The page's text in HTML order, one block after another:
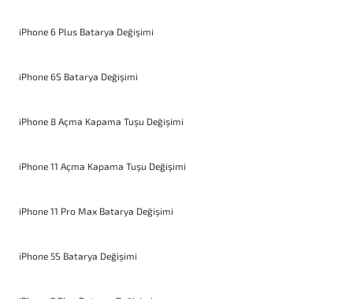
iPhone 6 Plus Batarya Değişimi
iPhone 6S Batarya Değişimi
iPhone 8 Açma Kapama Tuşu Değişimi
iPhone 11 Açma Kapama Tuşu Değişimi
iPhone 11 Pro Max Batarya Değişimi
iPhone 5S Batarya Değişimi